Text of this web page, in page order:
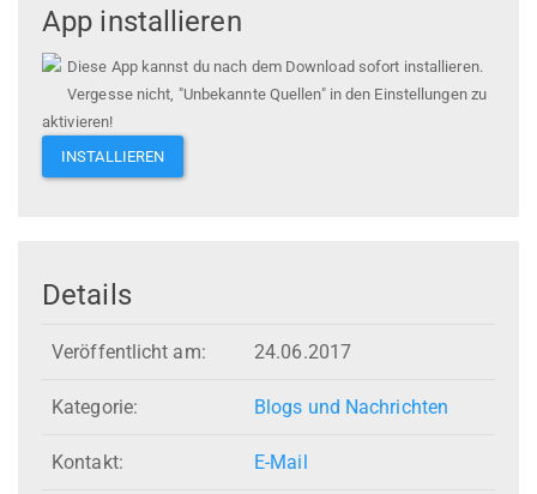
App installieren
Diese App kannst du nach dem Download sofort installieren.
Vergesse nicht, "Unbekannte Quellen" in den Einstellungen zu
aktivieren!
INSTALLIEREN
Details
Veröffentlicht am: 24.06.2017
Kategorie: Blogs und Nachrichten
Kontakt: E-Mail